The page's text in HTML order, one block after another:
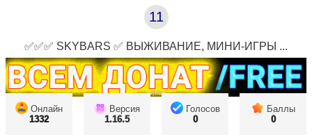
11
✅✅✅ SKYBARS ✅ ВЫЖИВАНИЕ, МИНИ-ИГРЫ ...
Онлайн
1332
Версия
1.16.5
Голосов
0
Баллы
0